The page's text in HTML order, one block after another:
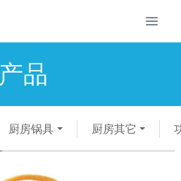
产品
厨房锅具 厨房其它